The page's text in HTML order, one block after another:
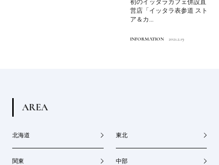
初のイッタラカフェ併設直
営店「イッタラ表参道 スト
ア＆カ...
INFORMATION 2021.2.19
AREA
北海道 東北
関東 中部